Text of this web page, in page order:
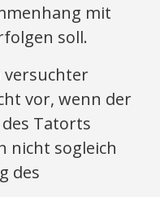
mit
soll.
versuchter
vor, wenn der
Tatorts
nicht sogleich
des